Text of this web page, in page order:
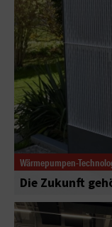
Wärmepumpen-
Die Zukunft